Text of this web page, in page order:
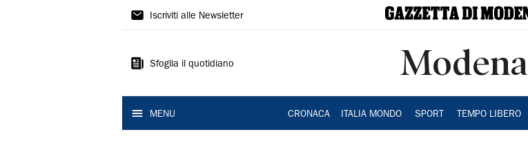
Gazzetta
Modena
Iscriviti alle Newsletter
Sfoglia il quotidiano Modena
MENU CRONACA ITALIA MONDO SPORT TEMPO LIBERO